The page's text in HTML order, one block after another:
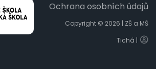
Ochrana osobních údajů
Copyright © 2026 | ZŠ a MŠ
Tichá |